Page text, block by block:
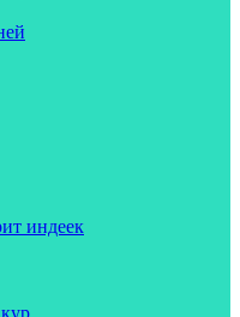
индеек